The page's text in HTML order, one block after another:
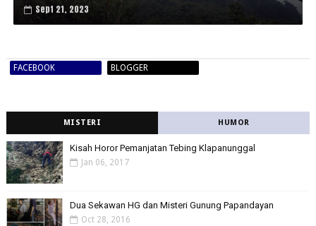
Sept 21, 2023
FACEBOOK BLOGGER
MISTERI HUMOR
Kisah Horor Pemanjatan Tebing Klapanunggal
Jan 06, 2017
Dua Sekawan HG dan Misteri Gunung Papandayan
Oct 28, 2016